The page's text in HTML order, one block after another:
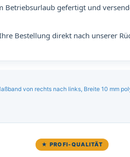
Betriebsurlaub gefertigt und
Bestellung direkt nach unserer
von rechts nach links, Breite 10 mm
★ PROFI-QUALITÄT